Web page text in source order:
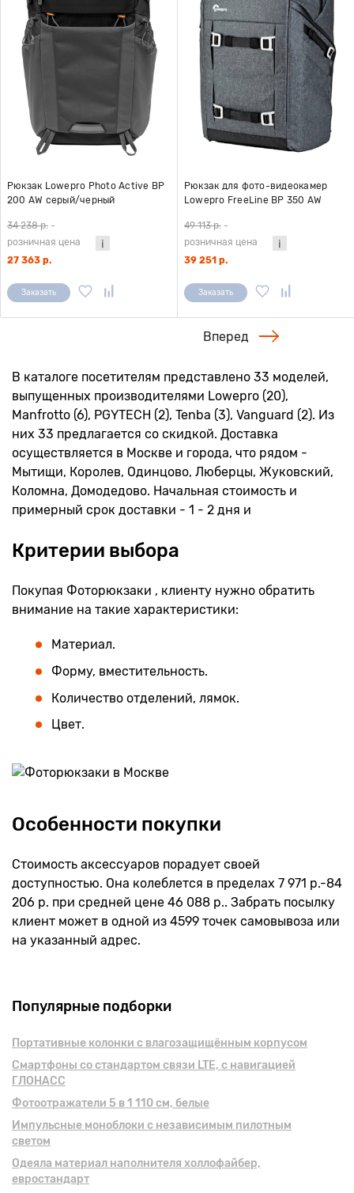
Рюкзак Lowepro Photo Active BP
200 AW серый/черный
34 238 р. -
розничная цена
27 363 р.
Заказать
Рюкзак для фото-видеокамер
Lowepro FreeLine BP 350 AW
49 113 р. -
розничная цена
39 251 р.
Заказать
Вперед
В каталоге посетителям представлено 33 моделей,
выпущенных производителями Lowepro (20),
Manfrotto (6), PGYTECH (2), Tenba (3), Vanguard (2). Из
них 33 предлагается со скидкой. Доставка
осуществляется в Москве и города, что рядом -
Мытищи, Королев, Одинцово, Люберцы, Жуковский,
Коломна, Домодедово. Начальная стоимость и
примерный срок доставки - 1 - 2 дня и
Критерии выбора
Покупая Фоторюкзаки , клиенту нужно обратить
внимание на такие характеристики:
Материал.
Форму, вместительность.
Количество отделений, лямок.
Цвет.
Особенности покупки
Стоимость аксессуаров порадует своей
доступностью. Она колеблется в пределах 7 971 р.-84
206 р. при средней цене 46 088 р.. Забрать посылку
клиент может в одной из 4599 точек самовывоза или
на указанный адрес.
Популярные подборки
Портативные колонки с влагозащищённым корпусом
Смартфоны cо стандартом связи LTE, с навигацией
ГЛОНАСС
Фотоотражатели 5 в 1 110 см, белые
Импульсные моноблоки с независимым пилотным
светом
Одеяла материал наполнителя холлофайбер,
евростандарт